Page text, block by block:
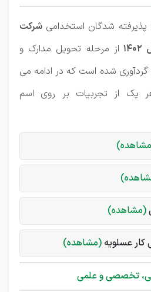
شدگان استخدامی شرکت
از مرحله تحویل مدارک و
شده است که در ادامه می
یک از تجربیات بر روی اسم
(مشاهده)
عسلویه (مشاهده)
تخصصی و علمی